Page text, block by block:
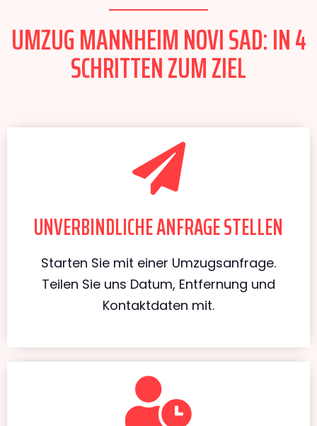
UMZUG MANNHEIM NOVI SAD: IN 4
SCHRITTEN ZUM ZIEL
UNVERBINDLICHE ANFRAGE STELLEN
Starten Sie mit einer Umzugsanfrage.
Teilen Sie uns Datum, Entfernung und
Kontaktdaten mit.